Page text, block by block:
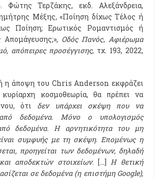
Φώτης Τερζάκης, εκδ. Αλεξάνδρεια,
Μέξης, «Ποίηση δίχως Τέλος ή
Ποίηση; Ερωτικός Ρομαντισμός ή
Οδός Πανός, Αφιέρωμα
απόπειρες προσέγγισης, τχ. 193, 2022,
η άποψη του Chris Anderson εκφράζει
κοσμοθεωρία, θα πρέπει να
ότι δεν υπάρχει σκέψη που να
από δεδομένα. Μόνο ο υπολογισμός
δεδομένα. Η αρνητικότητα του μη
συμφυής με τη σκέψη. Επομένως η
προηγείται των δεδομένων, δηλαδή
αποδεκτών στοιχείων. […]Η θετική
σε δεδομένα (η επιστήμη Google),